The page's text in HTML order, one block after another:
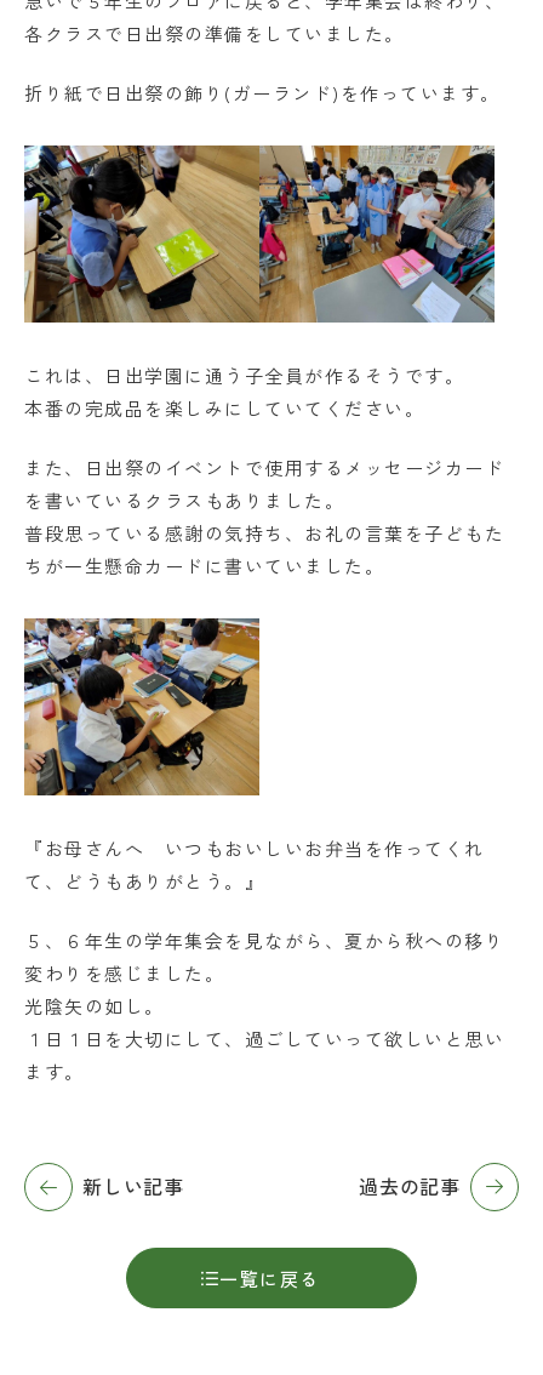
各クラスで日出祭の準備をしていました。
折り紙で日出祭の飾り(ガーランド)を作っています。
これは、日出学園に通う子全員が作るそうです。
本番の完成品を楽しみにしていてください。
また、日出祭のイベントで使用するメッセージカード
を書いているクラスもありました。
普段思っている感謝の気持ち、お礼の言葉を子どもた
ちが一生懸命カードに書いていました。
『お母さんへ いつもおいしいお弁当を作ってくれ
て、どうもありがとう。』
５、６年生の学年集会を見ながら、夏から秋への移り
変わりを感じました。
光陰矢の如し。
１日１日を大切にして、過ごしていって欲しいと思い
ます。
新しい記事
一覧に戻る
過去の記事